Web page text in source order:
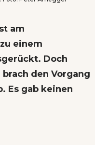
am
einem
Doch
den Vorgang
Es gab keinen